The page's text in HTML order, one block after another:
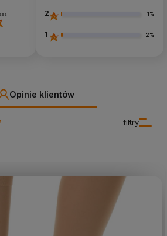
2 1%
1 2%
Opinie klientów
filtry